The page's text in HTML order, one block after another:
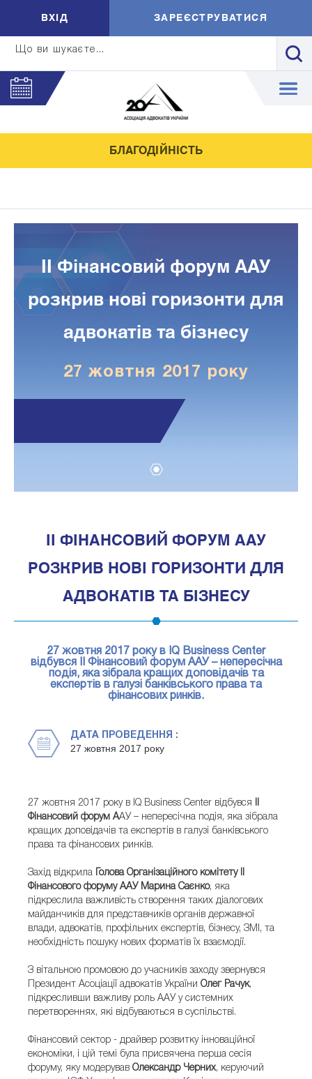
Що ви шукаєте...
ВXIД ЗАРЕЄСТРУВАТИСЯ
БЛАГОДІЙНІСТЬ
ІІ Фінансовий форум ААУ
розкрив нові горизонти для
адвокатів та бізнесу
27 жовтня 2017 року
ІІ ФІНАНСОВИЙ ФОРУМ ААУ
РОЗКРИВ НОВІ ГОРИЗОНТИ ДЛЯ
АДВОКАТІВ ТА БІЗНЕСУ
27 жовтня 2017 року в IQ Business Center
відбувся ІІ Фінансовий форум ААУ – непересічна
подія, яка зібрала кращих доповідачів та
експертів в галузі банківського права та
фінансових ринків.
ДАТА ПРОВЕДЕННЯ :
27 жовтня 2017 року
27 жовтня 2017 року в IQ Business Center відбувся
Фінансовий форум ААУ – непересічна подія, яка зібрала
кращих доповідачів та експертів в галузі банківського
права та фінансових ринків.
Захід відкрила
Голова Організаційного комітету ІІ
Фінансового форуму ААУ Марина Саєнко, яка
підкреслила важливість створення таких діалогових
майданчиків для представників органів державної
влади, адвокатів, профільних експертів, бізнесу, ЗМІ, та
необхідність пошуку нових форматів їх взаємодії.
З вітальною промовою до учасників заходу звернувся
Президент Асоціації адвокатів України Олег Рачук,
підкресливши важливу роль ААУ у системних
перетвореннях, які відбуваються в суспільстві.
Фінансовий сектор - драйвер розвитку інноваційної
економіки, і цій темі була присвячена перша сесія
форуму, яку модерував Олександр Черних, керуючий